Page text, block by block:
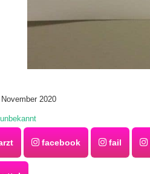
2020
unbekannt
facebook fail